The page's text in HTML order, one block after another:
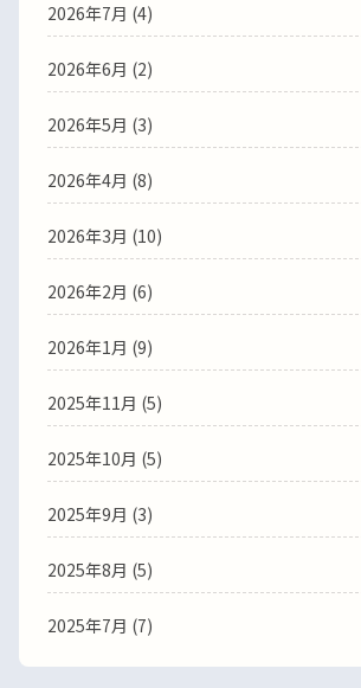
2026年7月 (4)
2026年6月 (2)
2026年5月 (3)
2026年4月 (8)
2026年3月 (10)
2026年2月 (6)
2026年1月 (9)
2025年11月 (5)
2025年10月 (5)
2025年9月 (3)
2025年8月 (5)
2025年7月 (7)